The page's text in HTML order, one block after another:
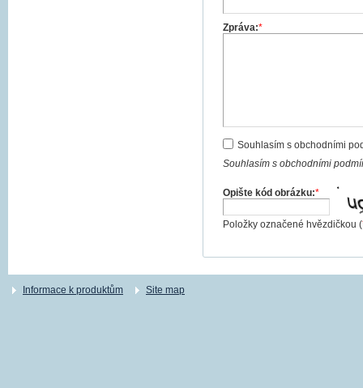
Zpráva:*
Souhlasím s obchodními
Souhlasím s obchodními
Opište kód obrázku:*
Položky označené hvězdičkou (
Informace k produktům Site map